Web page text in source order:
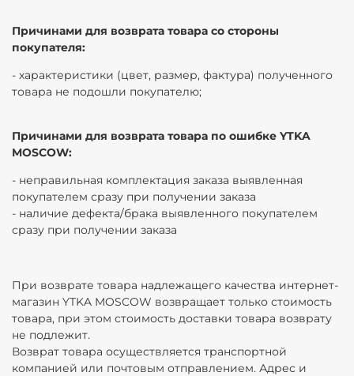
Причинами для возврата товара со стороны
покупателя:
- характеристики (цвет, размер, фактура) полученного
товара не подошли покупателю;
Причинами для возврата товара по ошибке YTKA
MOSCOW:
- неправильная комплектация заказа выявленная
покупателем сразу при получении заказа
- наличие дефекта/брака выявленного покупателем
сразу при получении заказа
При возврате товара надлежащего качества интернет-
магазин YTKA MOSCOW возвращает только стоимость
товара, при этом стоимость доставки товара возврату
не подлежит.
Возврат товара осуществляется транспортной
компанией или почтовым отправлением. Адрес и